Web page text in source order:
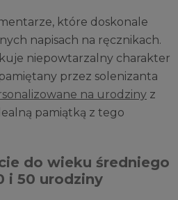
które doskonale
napisach na ręcznikach.
niepowtarzalny charakter
przez solenizanta
na urodziny z
pamiątką z tego
do wieku średniego
i 50 urodziny